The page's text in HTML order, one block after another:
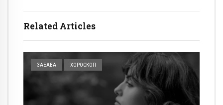
Related Articles
ЗАБАВА ХОРОСКОП